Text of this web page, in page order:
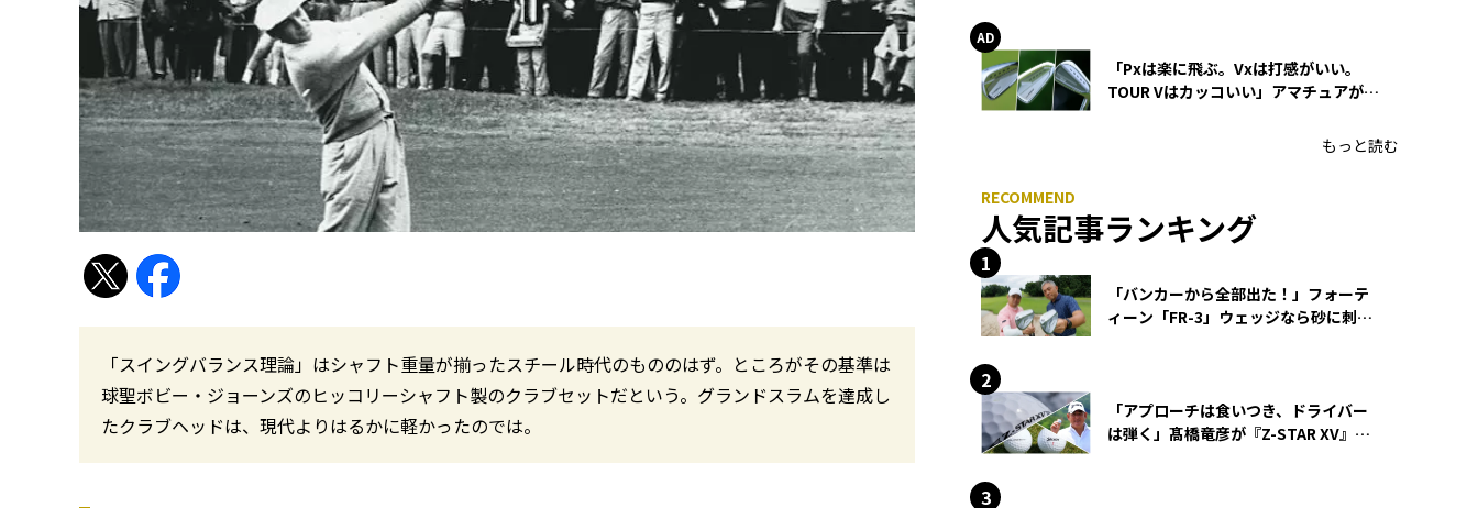
「スイングバランス理論」はシャフト重量が揃ったスチール時代のもののはず。ところがその基準は
球聖ボビー・ジョーンズのヒッコリーシャフト製のクラブセットだという。グランドスラムを達成し
たクラブヘッドは、現代よりはるかに軽かったのでは。
「Pxは楽に飛ぶ。Vxは打感がいい。
TOUR Vはカッコいい」アマチュアが選
もっと読む
人気記事ランキング
「バンカーから全部出た！」フォーテ
ィーン「FR-3」ウェッジなら砂に刺さ
「アプローチは食いつき、ドライバー
は弾く」髙橋竜彦が『Z-STAR XV』を